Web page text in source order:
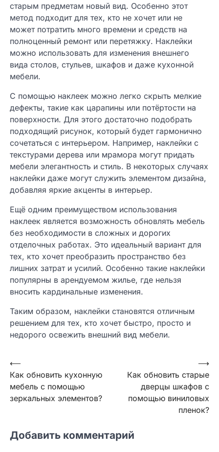
старым предметам новый вид. Особенно этот
метод подходит для тех, кто не хочет или не
может потратить много времени и средств на
полноценный ремонт или перетяжку. Наклейки
можно использовать для изменения внешнего
вида столов, стульев, шкафов и даже кухонной
мебели.
С помощью наклеек можно легко скрыть мелкие
дефекты, такие как царапины или потёртости на
поверхности. Для этого достаточно подобрать
подходящий рисунок, который будет гармонично
сочетаться с интерьером. Например, наклейки с
текстурами дерева или мрамора могут придать
мебели элегантность и стиль. В некоторых случаях
наклейки даже могут служить элементом дизайна,
добавляя яркие акценты в интерьер.
Ещё одним преимуществом использования
наклеек является возможность обновлять мебель
без необходимости в сложных и дорогих
отделочных работах. Это идеальный вариант для
тех, кто хочет преобразить пространство без
лишних затрат и усилий. Особенно такие наклейки
популярны в арендуемом жилье, где нельзя
вносить кардинальные изменения.
Таким образом, наклейки становятся отличным
решением для тех, кто хочет быстро, просто и
недорого освежить внешний вид мебели.
Навигация
по
записям
⟵
Как обновить кухонную
мебель с помощью
зеркальных элементов?
Как обновить старые
дверцы шкафов с
помощью виниловых
пленок?
⟶
Добавить комментарий